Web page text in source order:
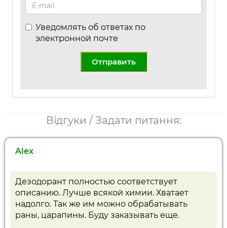
Уведомлять об ответах по
электронной почте
Отправить
Відгуки / Задати питання:
Alex
Дезодорант полностью соответствует
описанию. Лучше всякой химии. Хватает
надолго. Так же им можно обрабатывать
раны, царапины. Буду заказывать еще.